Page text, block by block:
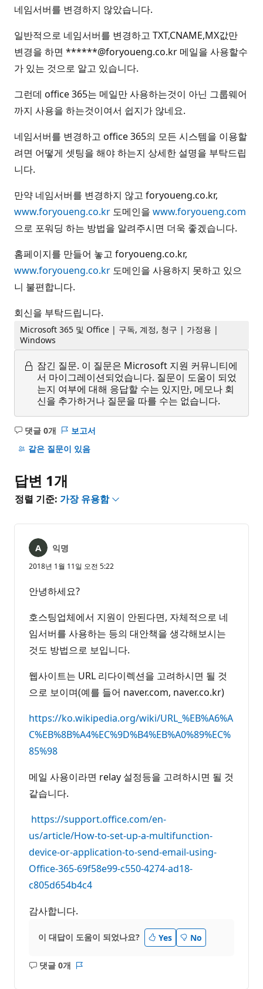
네임서버를 변경하지 않았습니다.
일반적으로 네임서버를 변경하고 TXT,CNAME,MX값만
변경을 하면 ******@foryoueng.co.kr 메일을 사용할수
가 있는 것으로 알고 있습니다.
그런데 office 365는 메일만 사용하는것이 아닌 그룹웨어
까지 사용을 하는것이여서 쉽지가 않네요.
네임서버를 변경하고 office 365의 모든 시스템을 이용할
려면 어떻게 셋팅을 해야 하는지 상세한 설명을 부탁드립
니다.
만약 네임서버를 변경하지 않고 foryoueng.co.kr,
www.foryoueng.co.kr 도메인을 www.foryoueng.com
으로 포워딩 하는 방법을 알려주시면 더욱 좋겠습니다.
홈페이지를 만들어 놓고 foryoueng.co.kr,
www.foryoueng.co.kr 도메인을 사용하지 못하고 있으
니 불편합니다.
회신을 부탁드립니다.
Microsoft 365 및 Office | 구독, 계정, 청구 | 가정용 |
Windows
잠긴 질문. 이 질문은 Microsoft 지원 커뮤니티에
서 마이그레이션되었습니다. 질문이 도움이 되었
는지 여부에 대해 응답할 수는 있지만, 메모나 회
신을 추가하거나 질문을 따를 수는 없습니다.
댓글 0개
설
명
음
보고서
같은 질문이 있음
답변 1개
정렬 기준: 가장 유용함
익명
2018년 1월 11일 오전 5:22
안녕하세요?
호스팅업체에서 지원이 안된다면, 자체적으로 네
임서버를 사용하는 등의 대안책을 생각해보시는
것도 방법으로 보입니다.
웹사이트는 URL 리다이렉션을 고려하시면 될 것
으로 보이며(예를 들어 naver.com, naver.co.kr)
https://ko.wikipedia.org/wiki/URL_%EB%A6%A
C%EB%8B%A4%EC%9D%B4%EB%A0%89%EC%
85%98
메일 사용이라면 relay 설정등을 고려하시면 될 것
같습니다.
https://support.office.com/en-
us/article/How-to-set-up-a-multifunction-
device-or-application-to-send-email-using-
Office-365-69f58e99-c550-4274-ad18-
c805d654b4c4
감사합니다.
이 대답이 도움이 되었나요? Yes No
댓글 0개
설